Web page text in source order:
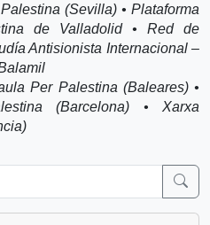
(Sevilla) • Plataforma
de Valladolid • Red de
Antisionista Internacional –
Per Palestina (Baleares) •
(Barcelona) • Xarxa